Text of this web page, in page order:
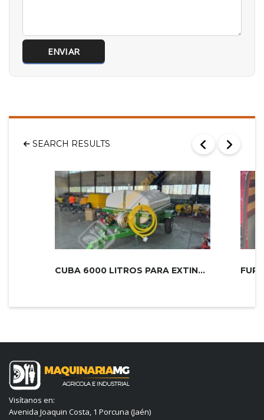
SEARCH RESULTS
CUBA 6000 LITROS PARA EXTINCIÓN DE...
Visítanos en:
Avenida Joaquin Costa, 1 Porcuna (Jaén)